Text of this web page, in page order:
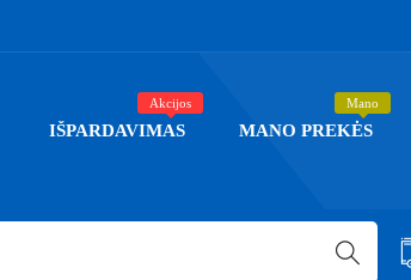
IŠPARDAVIMAS
Akcijos
MANO PREKĖS
Mano